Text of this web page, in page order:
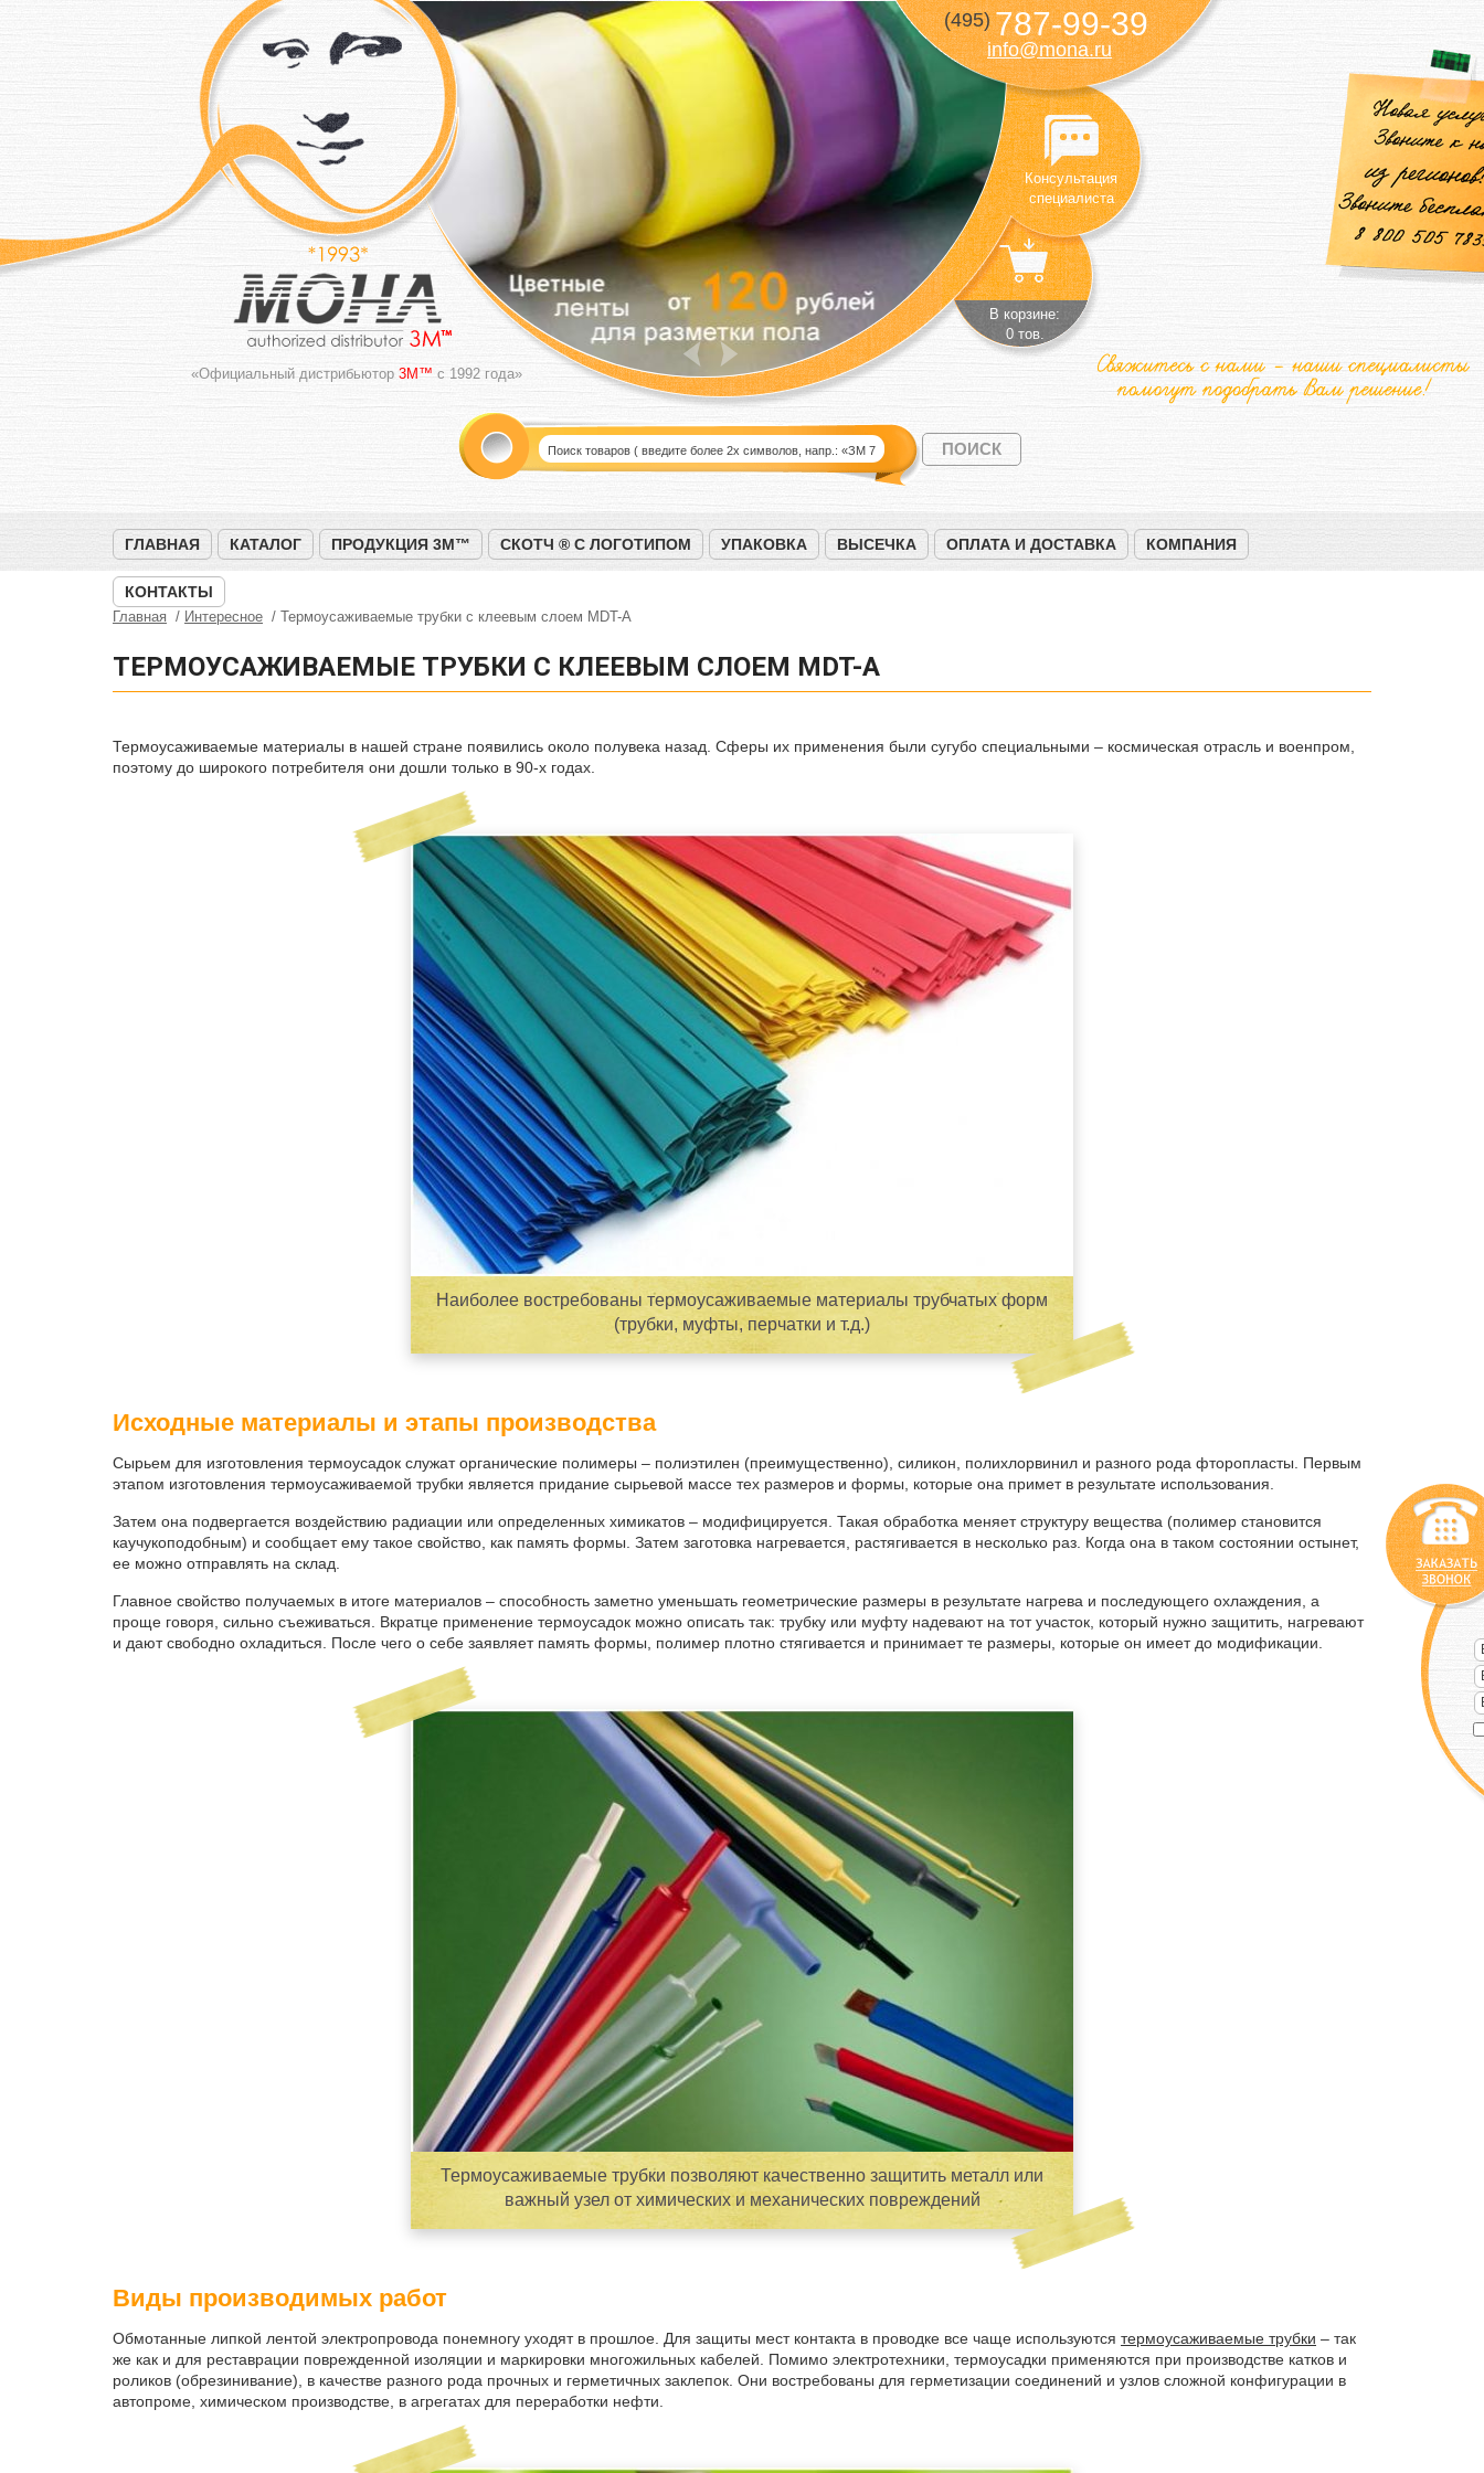
«Официальный дистрибьютор 3M™ с 1992 года»
(495)787-99-39
info@mona.ru
Консультация
специалиста
В корзине:
0 тов.
ГЛАВНАЯ КАТАЛОГ ПРОДУКЦИЯ 3M™ СКОТЧ ® С ЛОГОТИПОМ УПАКОВКА ВЫСЕЧКА ОПЛАТА И ДОСТАВКА КОМПАНИЯ
КОНТАКТЫ
Главная Интересное Термоусаживаемые трубки с клеевым слоем MDT-A
ТЕРМОУСАЖИВАЕМЫЕ ТРУБКИ С КЛЕЕВЫМ СЛОЕМ MDT-A
Термоусаживаемые материалы в нашей стране появились около полувека назад. Сферы их применения были сугубо специальными – космическая отрасль и военпром,
поэтому до широкого потребителя они дошли только в 90-х годах.
Наиболее востребованы термоусаживаемые материалы трубчатых форм
(трубки, муфты, перчатки и т.д.)
Исходные материалы и этапы производства
Сырьем для изготовления термоусадок служат органические полимеры – полиэтилен (преимущественно), силикон, полихлорвинил и разного рода фторопласты. Первым
этапом изготовления термоусаживаемой трубки является придание сырьевой массе тех размеров и формы, которые она примет в результате использования.
Затем она подвергается воздействию радиации или определенных химикатов – модифицируется. Такая обработка меняет структуру вещества (полимер становится
каучукоподобным) и сообщает ему такое свойство, как память формы. Затем заготовка нагревается, растягивается в несколько раз. Когда она в таком состоянии остынет,
ее можно отправлять на склад.
Главное свойство получаемых в итоге материалов – способность заметно уменьшать геометрические размеры в результате нагрева и последующего охлаждения, а
проще говоря, сильно съеживаться. Вкратце применение термоусадок можно описать так: трубку или муфту надевают на тот участок, который нужно защитить, нагревают
и дают свободно охладиться. После чего о себе заявляет память формы, полимер плотно стягивается и принимает те размеры, которые он имеет до модификации.
Термоусаживаемые трубки позволяют качественно защитить металл или
важный узел от химических и механических повреждений
Виды производимых работ
Обмотанные липкой лентой электропровода понемногу уходят в прошлое. Для защиты мест контакта в проводке все чаще используются термоусаживаемые трубки – так
же как и для реставрации поврежденной изоляции и маркировки многожильных кабелей. Помимо электротехники, термоусадки применяются при производстве катков и
роликов (обрезинивание), в качестве разного рода прочных и герметичных заклепок. Они востребованы для герметизации соединений и узлов сложной конфигурации в
автопроме, химическом производстве, в агрегатах для переработки нефти.